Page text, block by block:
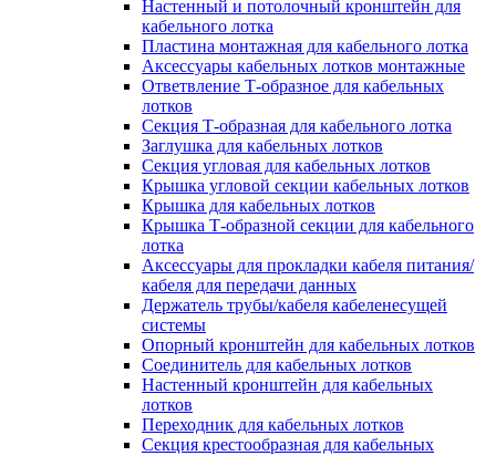
Настенный и потолочный кронштейн для
кабельного лотка
Пластина монтажная для кабельного лотка
Аксессуары кабельных лотков монтажные
Ответвление Т-образное для кабельных
лотков
Секция Т-образная для кабельного лотка
Заглушка для кабельных лотков
Секция угловая для кабельных лотков
Крышка угловой секции кабельных лотков
Крышка для кабельных лотков
Крышка Т-образной секции для кабельного
лотка
Аксессуары для прокладки кабеля питания/
кабеля для передачи данных
Держатель трубы/кабеля кабеленесущей
системы
Опорный кронштейн для кабельных лотков
Соединитель для кабельных лотков
Настенный кронштейн для кабельных
лотков
Переходник для кабельных лотков
Секция крестообразная для кабельных